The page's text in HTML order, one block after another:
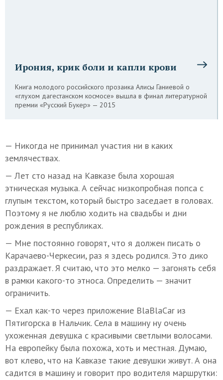
Ирония, крик боли и капли крови
Книга молодого российского прозаика Алисы Ганиевой о
«глухом дагестанском космосе» вышла в финал литературной
премии «Русский Букер» — 2015
— Никогда не принимал участия ни в каких
землячествах.
— Лет сто назад на Кавказе была хорошая
этническая музыка. А сейчас низкопробная попса с
глупым текстом, который быстро заседает в головах.
Поэтому я не люблю ходить на свадьбы и дни
рождения в республиках.
— Мне постоянно говорят, что я должен писать о
Карачаево-Черкесии, раз я здесь родился. Это дико
раздражает. Я считаю, что это мелко — загонять себя
в рамки какого-то этноса. Определить — значит
ограничить.
— Ехал как-то через приложение BlaBlaCar из
Пятигорска в Нальчик. Села в машину ну очень
ухоженная девушка с красивыми светлыми волосами.
На европейку была похожа, хоть и местная. Думаю,
вот клево, что на Кавказе такие девушки живут. А она
садится в машину и говорит про водителя маршрутки: